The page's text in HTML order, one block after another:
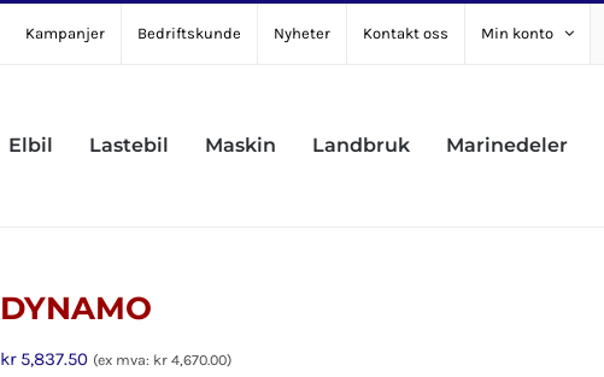
Kampanjer Bedriftskunde Nyheter Kontakt oss Min konto
Elbil Lastebil Maskin Landbruk Marinedeler
DYNAMO
kr5,837.50 (ex mva: kr 4,670.00)